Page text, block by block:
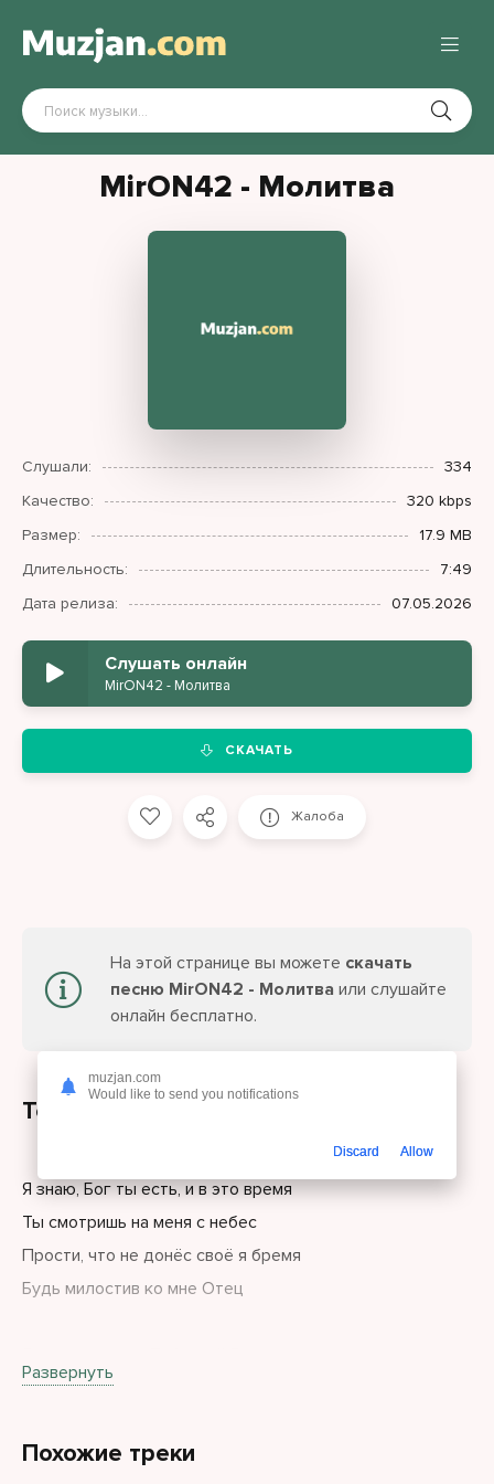
MirON42 - Молитва
Слушали:
334
Качество:
320 kbps
Размер:
17.9 MB
Длительность:
7:49
Дата релиза:
07.05.2026
Слушать онлайн
MirON42 - Молитва
СКАЧАТЬ
Жалоба
На этой странице вы можете скачать
песню MirON42 - Молитва или слушайте
онлайн бесплатно.
Текст песни
Я знаю, Бог ты есть, и в это время
Ты смотришь на меня с небес
Прости, что не донёс своё я бремя
Будь милостив ко мне Отец
Я в каждом дне искал Тебя.
Прости, Господь, прости своё дитя
Развернуть
Похожие треки
muzjan.com
Would like to send you notifications
Discard Allow